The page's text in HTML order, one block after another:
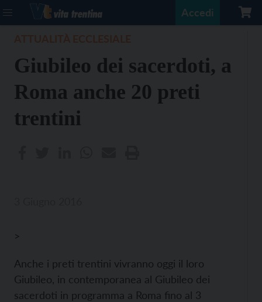
Accedi
Giubileo dei sacerdoti, a
Roma anche 20 preti
trentini
>
Anche i preti trentini vivranno oggi il loro
Giubileo, in contemporanea al Giubileo dei
sacerdoti in programma a Roma fino al 3